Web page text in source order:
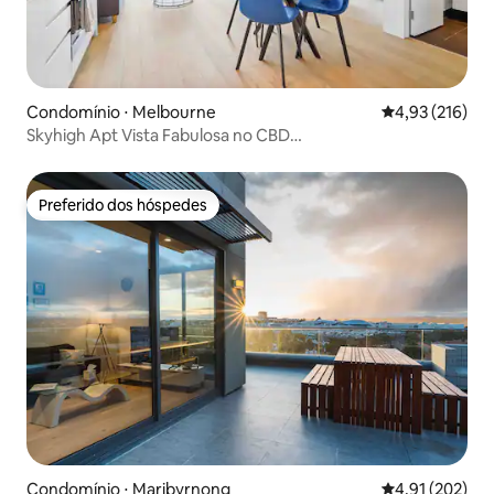
encontrar.
Condomínio ⋅ Melbourne 4,93 de uma
4,93 (216)
Skyhigh Apt Vista Fabulosa no CBD
Preferido dos hóspedes
Preferido dos hóspedes
Condomínio ⋅ Maribyrnong 4,91 de uma
4,91 (202)